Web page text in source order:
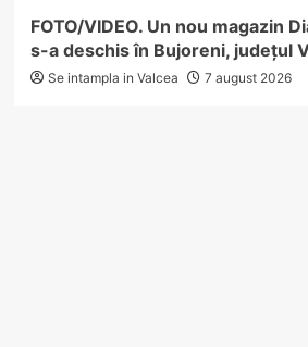
FOTO/VIDEO. Un nou magazin
s-a deschis în Bujoreni, județul
Se intampla in Valcea 7 august 2026